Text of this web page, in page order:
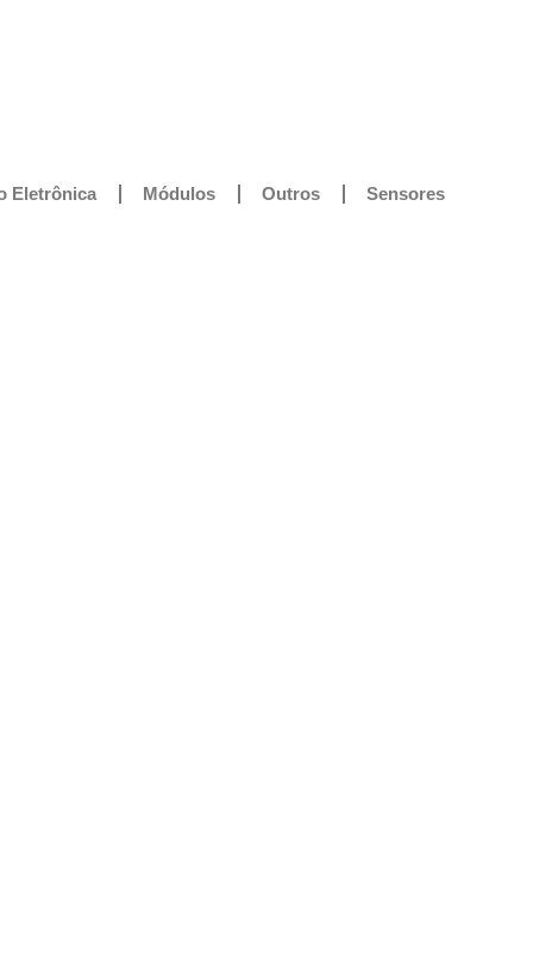
Eletrônica Módulos Outros Sensores